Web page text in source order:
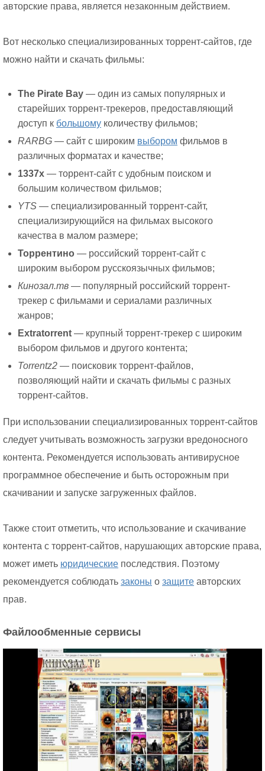
авторские права, является незаконным действием.
Вот несколько специализированных торрент-сайтов, где
можно найти и скачать фильмы:
The Pirate Bay — один из самых популярных и
старейших торрент-трекеров, предоставляющий
доступ к большому количеству фильмов;
RARBG — сайт с широким выбором фильмов в
различных форматах и качестве;
1337x — торрент-сайт с удобным поиском и
большим количеством фильмов;
YTS — специализированный торрент-сайт,
специализирующийся на фильмах высокого
качества в малом размере;
Торрентино — российский торрент-сайт с
широким выбором русскоязычных фильмов;
Кинозал.тв — популярный российский торрент-
трекер с фильмами и сериалами различных
жанров;
Extratorrent — крупный торрент-трекер с широким
выбором фильмов и другого контента;
Torrentz2 — поисковик торрент-файлов,
позволяющий найти и скачать фильмы с разных
торрент-сайтов.
При использовании специализированных торрент-сайтов
следует учитывать возможность загрузки вредоносного
контента. Рекомендуется использовать антивирусное
программное обеспечение и быть осторожным при
скачивании и запуске загруженных файлов.
Также стоит отметить, что использование и скачивание
контента с торрент-сайтов, нарушающих авторские права,
может иметь юридические последствия. Поэтому
рекомендуется соблюдать законы о защите авторских
прав.
Файлообменные сервисы